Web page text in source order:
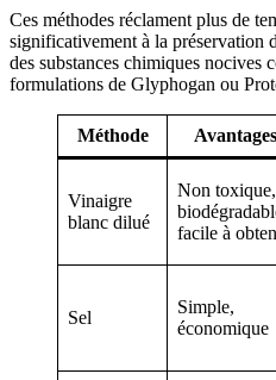
Ces méthodes réclament plus de
significativement à la préservation
des substances chimiques nocives
formulations de Glyphogan ou
Méthode Avantages
Vinaigre
blanc dilué
Non toxique,
facile à
Sel
Simple,
économique